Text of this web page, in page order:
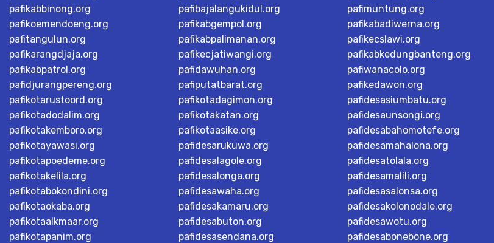
pafikabbinong.org
pafikoemendoeng.org
pafitangulun.org
pafikarangdjaja.org
pafikabpatrol.org
pafidjurangpereng.org
pafikotarustoord.org
pafikotadodalim.org
pafikotakemboro.org
pafikotayawasi.org
pafikotapoedeme.org
pafikotakelila.org
pafikotabokondini.org
pafikotaokaba.org
pafikotaalkmaar.org
pafikotapanim.org
pafibajalangukidul.org
pafikabgempol.org
pafikabpalimanan.org
pafikecjatiwangi.org
pafidawuhan.org
pafiputatbarat.org
pafikotadagimon.org
pafikotakatan.org
pafikotaasike.org
pafidesarukuwa.org
pafidesalagole.org
pafidesalonga.org
pafidesawaha.org
pafidesakamaru.org
pafidesabuton.org
pafidesasendana.org
pafimuntung.org
pafikabadiwerna.org
pafikecslawi.org
pafikabkedungbanteng.org
pafiwanacolo.org
pafikedawon.org
pafidesasiumbatu.org
pafidesaunsongi.org
pafidesabahomotefe.org
pafidesamahalona.org
pafidesatolala.org
pafidesamalili.org
pafidesasalonsa.org
pafidesakolonodale.org
pafidesawotu.org
pafidesabonebone.org